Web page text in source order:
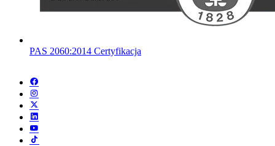
PAS 2060:2014 Certyfikacja